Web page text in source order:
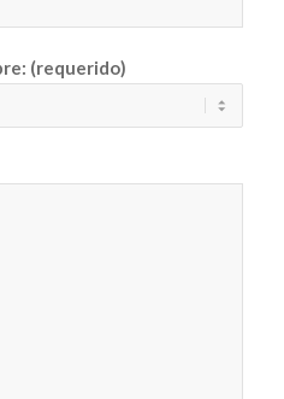
(requerido)